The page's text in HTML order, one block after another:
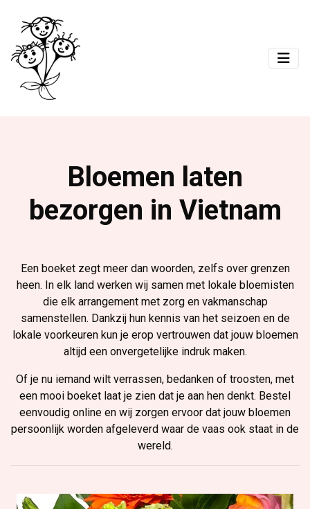
Bloemen laten
bezorgen in Vietnam
Een boeket zegt meer dan woorden, zelfs over grenzen
heen. In elk land werken wij samen met lokale bloemisten
die elk arrangement met zorg en vakmanschap
samenstellen. Dankzij hun kennis van het seizoen en de
lokale voorkeuren kun je erop vertrouwen dat jouw bloemen
altijd een onvergetelijke indruk maken.
Of je nu iemand wilt verrassen, bedanken of troosten, met
een mooi boeket laat je zien dat je aan hen denkt. Bestel
eenvoudig online en wij zorgen ervoor dat jouw bloemen
persoonlijk worden afgeleverd waar de vaas ook staat in de
wereld.